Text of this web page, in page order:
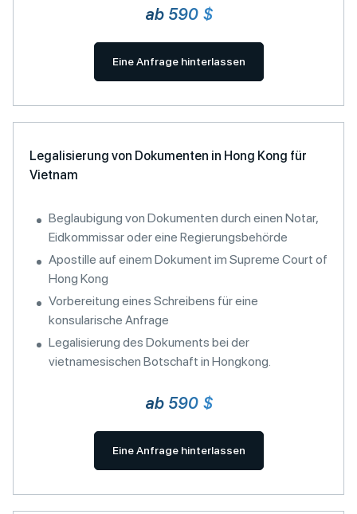
ab 590 $
Eine Anfrage hinterlassen
Legalisierung von Dokumenten in Hong Kong für
Vietnam
Beglaubigung von Dokumenten durch einen Notar,
Eidkommissar oder eine Regierungsbehörde
Apostille auf einem Dokument im Supreme Court of
Hong Kong
Vorbereitung eines Schreibens für eine
konsularische Anfrage
Legalisierung des Dokuments bei der
vietnamesischen Botschaft in Hongkong.
ab 590 $
Eine Anfrage hinterlassen